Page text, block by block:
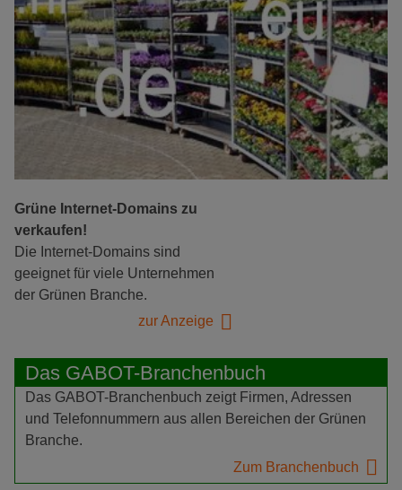
Grüne Internet-Domains zu
verkaufen!
Die Internet-Domains sind
geeignet für viele Unternehmen
der Grünen Branche.
zur Anzeige
Das GABOT-Branchenbuch
Das GABOT-Branchenbuch zeigt Firmen, Adressen
und Telefonnummern aus allen Bereichen der Grünen
Branche.
Zum Branchenbuch